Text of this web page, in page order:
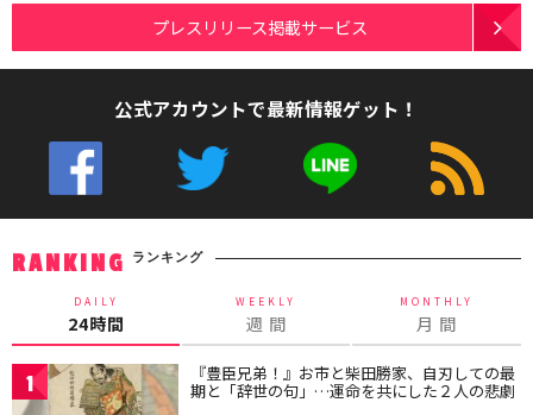
プレスリリース掲載サービス
公式アカウントで最新情報ゲット！
RANKING ランキング
DAILY
24時間
WEEKLY
週 間
MONTHLY
月 間
1 『豊臣兄弟！』お市と柴田勝家、自刃しての最
期と「辞世の句」…運命を共にした２人の悲劇